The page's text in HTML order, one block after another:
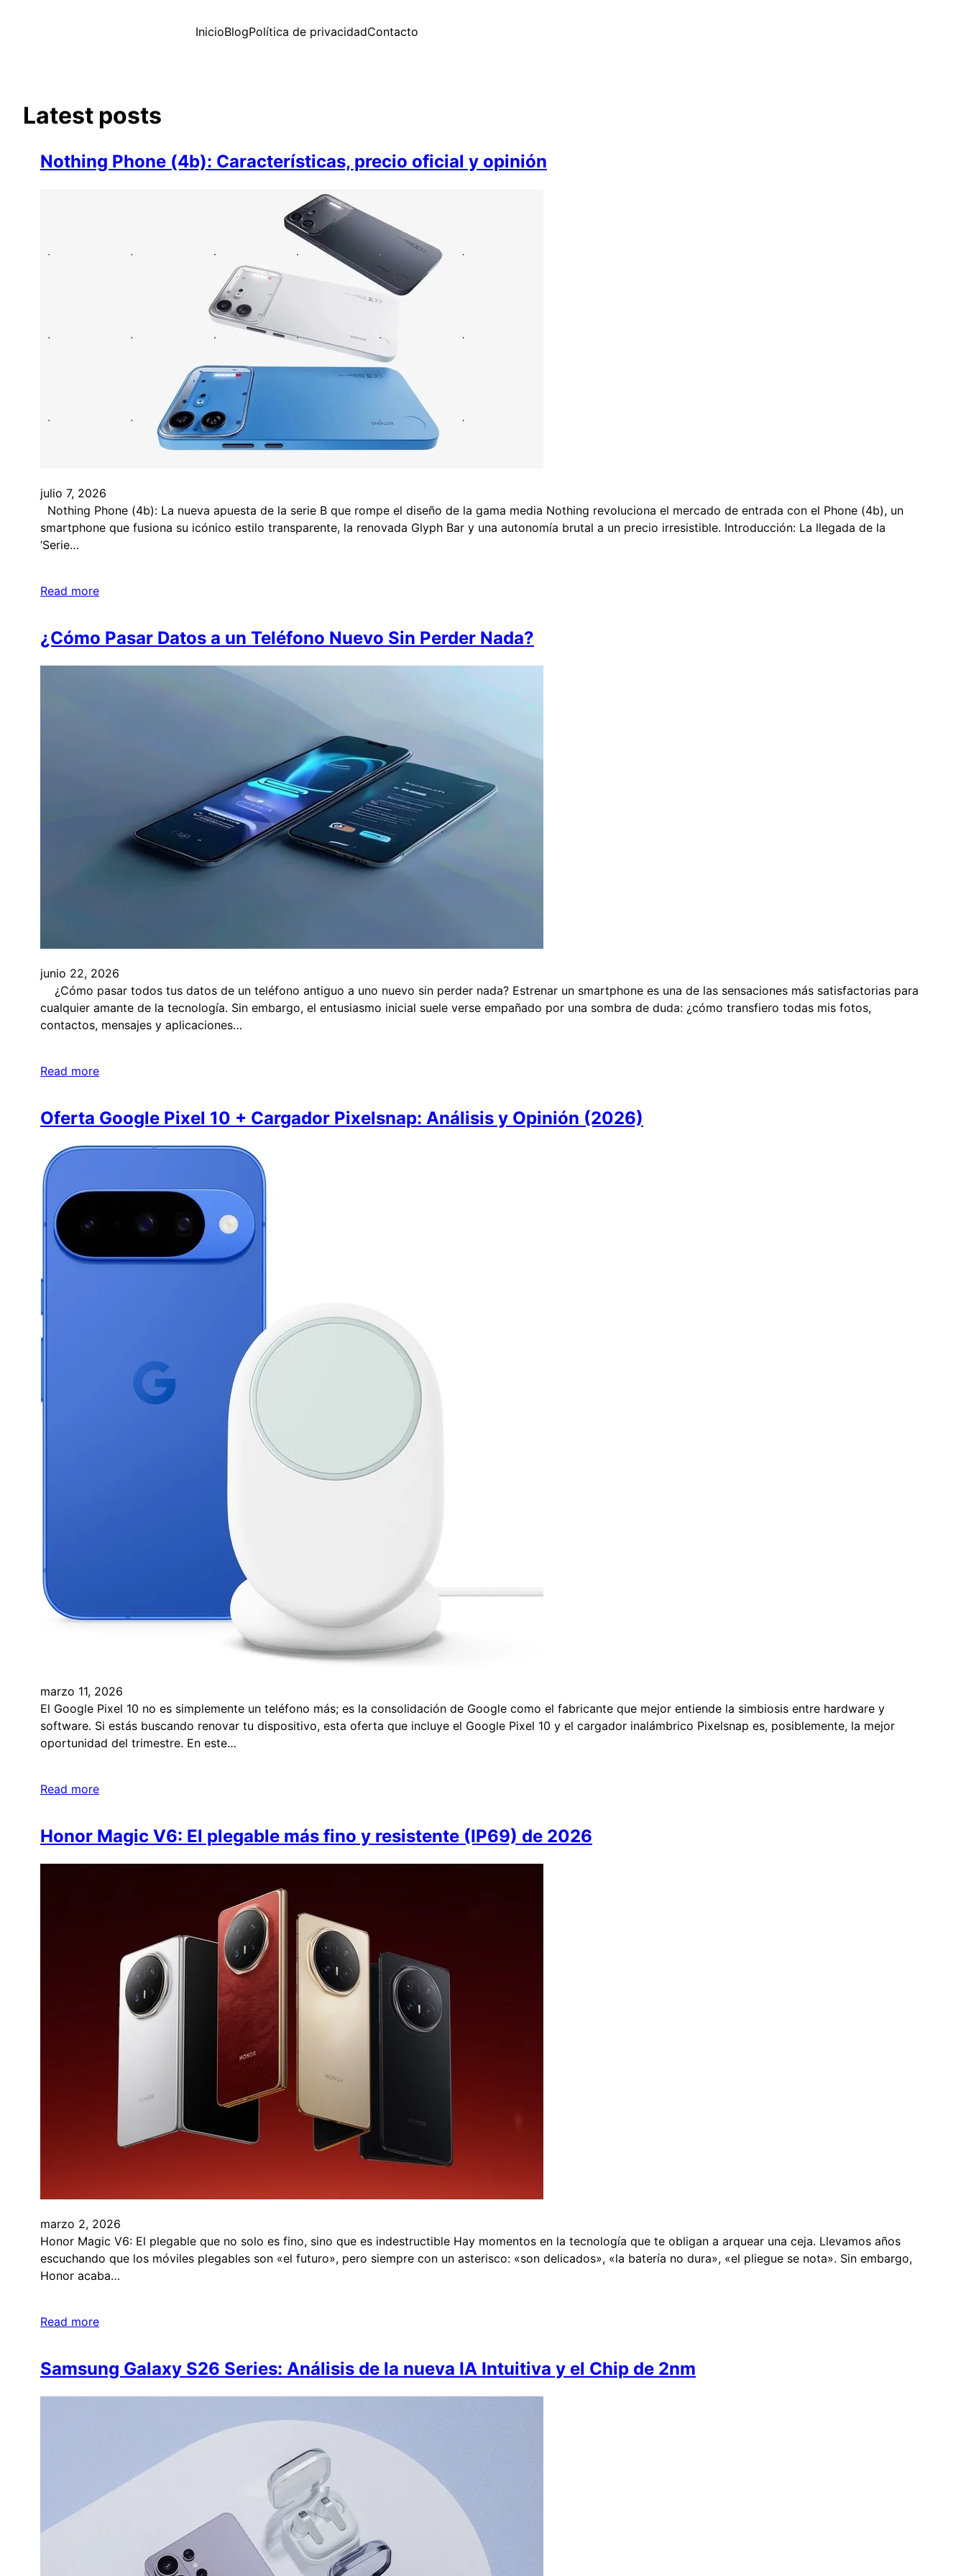
InicioBlogPolítica de privacidadContacto
Latest posts
Nothing Phone (4b): Características, precio oficial y opinión⁠
julio 7, 2026
Nothing Phone (4b): La nueva apuesta de la serie B que rompe el diseño de la gama media Nothing revoluciona el mercado de entrada con el Phone (4b), un
smartphone que fusiona su icónico estilo transparente, la renovada Glyph Bar y una autonomía brutal a un precio irresistible. Introducción: La llegada de la
‘Serie…
Read more
⁠¿Cómo Pasar Datos a un Teléfono Nuevo Sin Perder Nada?⁠
junio 22, 2026
¿Cómo pasar todos tus datos de un teléfono antiguo a uno nuevo sin perder nada? Estrenar un smartphone es una de las sensaciones más satisfactorias para
cualquier amante de la tecnología. Sin embargo, el entusiasmo inicial suele verse empañado por una sombra de duda: ¿cómo transfiero todas mis fotos,
contactos, mensajes y aplicaciones…
Read more
Oferta Google Pixel 10 + Cargador Pixelsnap: Análisis y Opinión (2026)
marzo 11, 2026
El Google Pixel 10 no es simplemente un teléfono más; es la consolidación de Google como el fabricante que mejor entiende la simbiosis entre hardware y
software. Si estás buscando renovar tu dispositivo, esta oferta que incluye el Google Pixel 10 y el cargador inalámbrico Pixelsnap es, posiblemente, la mejor
oportunidad del trimestre. En este…
Read more
Honor Magic V6: El plegable más fino y resistente (IP69) de 2026
marzo 2, 2026
Honor Magic V6: El plegable que no solo es fino, sino que es indestructible Hay momentos en la tecnología que te obligan a arquear una ceja. Llevamos años
escuchando que los móviles plegables son «el futuro», pero siempre con un asterisco: «son delicados», «la batería no dura», «el pliegue se nota». Sin embargo,
Honor acaba…
Read more
Samsung Galaxy S26 Series: Análisis de la nueva IA Intuitiva y el Chip de 2nm